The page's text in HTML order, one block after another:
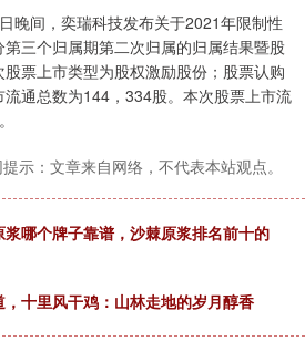
间，奕瑞科技发布关于2021年限制性
三个归属期第二次归属的归属结果暨股
票上市类型为股权激励股份；股票认购
通总数为144，334股。本次股票上市流
示：文章来自网络，不代表本站观点。
哪个牌子靠谱，沙棘原浆排名前十的
十里风干鸡：山林走地的岁月醇香